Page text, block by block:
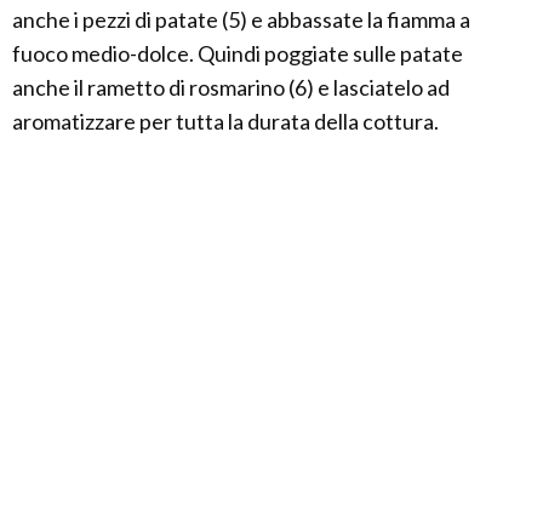
anche i pezzi di patate (5) e abbassate la fiamma a
fuoco medio-dolce. Quindi poggiate sulle patate
anche il rametto di rosmarino (6) e lasciatelo ad
aromatizzare per tutta la durata della cottura.